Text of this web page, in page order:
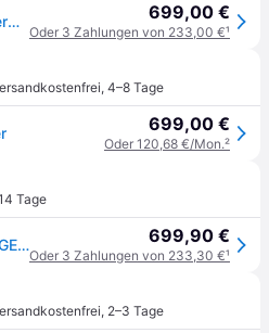
Wonderfold Elite Quad Bollerwagen - Fb. volcao black 699,00 €
Oder 3 Zahlungen von 233,00 €¹
, 4–8 Tage
699,00 €
Oder 120,68 €/Mon.²
Tage
WONDERFOLD BOLLERWAGEN Schwarz 699,90 €
Oder 3 Zahlungen von 233,30 €¹
, 2–3 Tage